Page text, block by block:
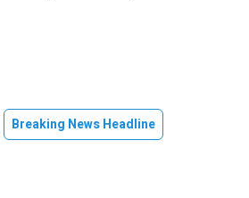
Breaking News Headline